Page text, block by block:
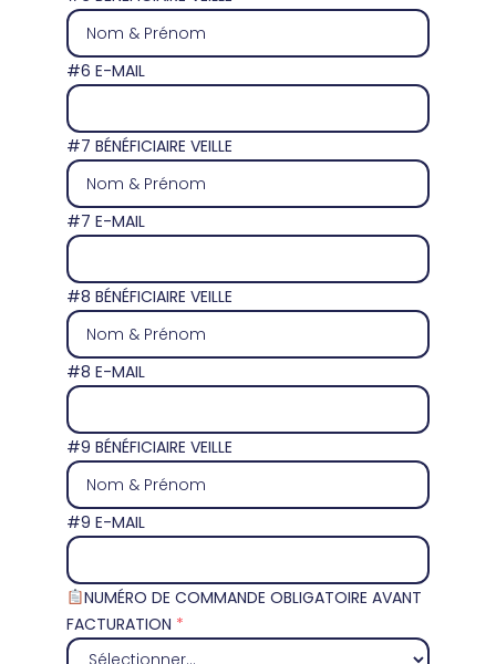
#6 E-MAIL
#7 BÉNÉFICIAIRE VEILLE
#7 E-MAIL
#8 BÉNÉFICIAIRE VEILLE
#8 E-MAIL
#9 BÉNÉFICIAIRE VEILLE
#9 E-MAIL
NUMÉRO DE COMMANDE OBLIGATOIRE AVANT
FACTURATION